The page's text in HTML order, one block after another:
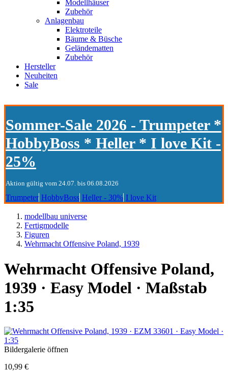
Modellhäuser
Zubehör
Anlagenbau
Elektroteile
Bäume & Büsche
Geländematten
Zubehör
Hersteller
Neuheiten
Sale
Sommer-Sale 2026 - Trumpeter *
HobbyBoss * Heller * I love Kit -
25%
Aktion gültig vom 24.07. bis 06.08.2026
Trumpeter HobbyBoss Heller - 30% I love Kit
modellbau universe
Fertigmodelle
Figuren
Wehrmacht Offensive Poland, 1939
Wehrmacht Offensive Poland,
1939 · Easy Model · Maßstab
1:35
Bildergalerie öffnen
10,99 €